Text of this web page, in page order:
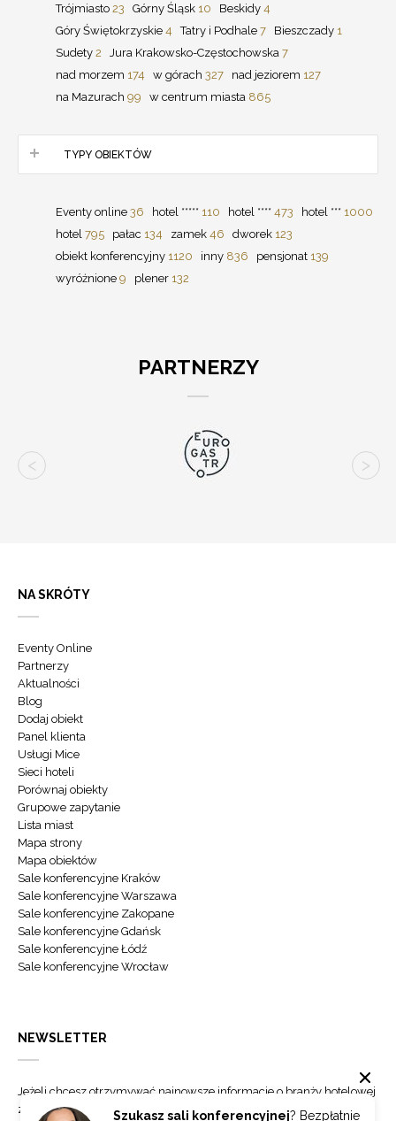
Trójmiasto 23 Górny Śląsk 10 Beskidy 4
Góry Świętokrzyskie 4 Tatry i Podhale 7 Bieszczady 1
Sudety 2 Jura Krakowsko-Częstochowska 7
nad morzem 174 w górach 327 nad jeziorem 127
na Mazurach 99 w centrum miasta 865
TYPY OBIEKTÓW
Eventy online 36 hotel ***** 110 hotel **** 473 hotel *** 1000
hotel 795 pałac 134 zamek 46 dworek 123
obiekt konferencyjny 1120 inny 836 pensjonat 139
wyróżnione 9 plener 132
PARTNERZY
Szukasz sali konferencyjnej? Bezpłatnie
NA SKRÓTY
Eventy Online
Partnerzy
Aktualności
Blog
Dodaj obiekt
Panel klienta
Usługi Mice
Sieci hoteli
Porównaj obiekty
Grupowe zapytanie
Lista miast
Mapa strony
Mapa obiektów
Sale konferencyjne Kraków
Sale konferencyjne Warszawa
Sale konferencyjne Zakopane
Sale konferencyjne Gdańsk
Sale konferencyjne Łódź
Sale konferencyjne Wrocław
NEWSLETTER
Jeżeli chcesz otrzymywać najnowsze informacje o branży hotelowej
zapisz się do naszego newslettera.